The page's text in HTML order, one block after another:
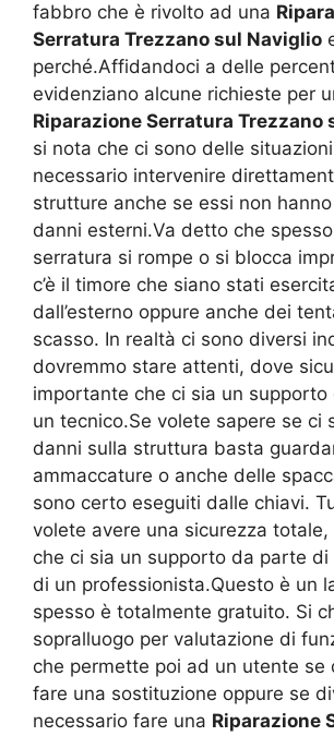
fabbro che è rivolto ad una
Serratura Trezzano sul Naviglio
perché.Affidandoci a delle
evidenziano alcune richieste per
Riparazione Serratura Trezzano
si nota che ci sono delle
necessario intervenire
strutture anche se essi non
danni esterni.Va detto che
serratura si rompe o si blocca
c’è il timore che siano stati
dall’esterno oppure anche dei
scasso. In realtà ci sono diversi
dovremmo stare attenti, dove
importante che ci sia un
un tecnico.Se volete sapere se ci
danni sulla struttura basta
ammaccature o anche delle
sono certo eseguiti dalle chiavi.
volete avere una sicurezza
che ci sia un supporto da parte di
di un professionista.Questo è un
spesso è totalmente gratuito. Si
sopralluogo per valutazione di
che permette poi ad un utente se
fare una sostituzione oppure se
necessario fare una Riparazione